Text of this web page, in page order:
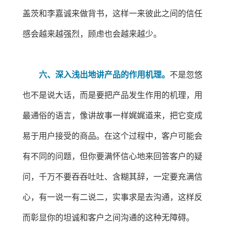
盖茨和李嘉诚来做背书，这样一来彼此之间的信任
感会越来越强烈，顾虑也会越来越少。
六、深入浅出地讲产品的作用机理。 不是忽悠
也不是说大话，而是要把产品发生作用的机理，用
最通俗的语言，像讲故事一样娓娓道来，把它变成
易于用户接受的商品。在这个过程中，客户可能会
有不同的问题，但你要满怀信心地来回答客户的疑
问，千万不要吞吞吐吐、含糊其辞，一定要充满信
心，有一说一有二说二，实事求是去沟通，这样反
而彰显你的坦诚和客户之间沟通的这种无障碍。